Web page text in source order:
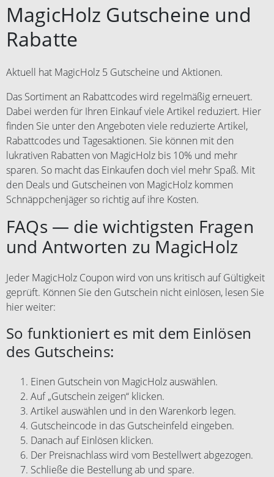
MagicHolz Gutscheine und
Rabatte
Aktuell hat MagicHolz 5 Gutscheine und Aktionen.
Das Sortiment an Rabattcodes wird regelmäßig erneuert.
Dabei werden für Ihren Einkauf viele Artikel reduziert. Hier
finden Sie unter den Angeboten viele reduzierte Artikel,
Rabattcodes und Tagesaktionen. Sie können mit den
lukrativen Rabatten von MagicHolz bis 10% und mehr
sparen. So macht das Einkaufen doch viel mehr Spaß. Mit
den Deals und Gutscheinen von MagicHolz kommen
Schnäppchenjäger so richtig auf ihre Kosten.
FAQs — die wichtigsten Fragen
und Antworten zu MagicHolz
Jeder MagicHolz Coupon wird von uns kritisch auf Gültigkeit
geprüft. Können Sie den Gutschein nicht einlösen, lesen Sie
hier weiter:
So funktioniert es mit dem Einlösen
des Gutscheins:
Einen Gutschein von MagicHolz auswählen.
Auf „Gutschein zeigen“ klicken.
Artikel auswählen und in den Warenkorb legen.
Gutscheincode in das Gutscheinfeld eingeben.
Danach auf Einlösen klicken.
Der Preisnachlass wird vom Bestellwert abgezogen.
Schließe die Bestellung ab und spare.